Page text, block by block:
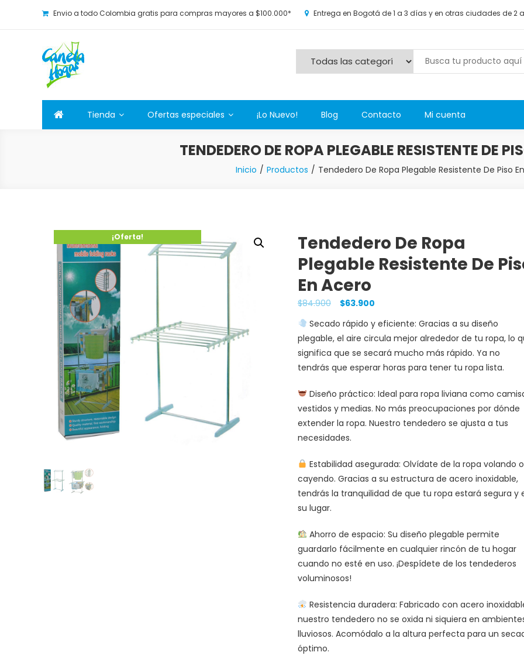
Envio a todo Colombia gratis para compras mayores a $100.000* Entrega en Bogotá de 1 a 3 días y en otras ciudades de 2
Canela Hogar
Tienda Ofertas especiales ¡Lo Nuevo! Blog Contacto Mi cuenta
TENDEDERO DE ROPA PLEGABLE RESISTENTE DE
Inicio Productos Tendedero De Ropa Plegable Resistente De Piso
¡Oferta!
Tendedero De Ropa
Plegable Resistente De
En Acero
$84.900 $63.900
Secado rápido y eficiente: Gracias a su diseño
plegable, el aire circula mejor alrededor de tu ropa, lo
significa que se secará mucho más rápido. Ya no
tendrás que esperar horas para tener tu ropa lista.
Diseño práctico: Ideal para ropa liviana como
vestidos y medias. No más preocupaciones por dónde
extender la ropa. Nuestro tendedero se ajusta a tus
necesidades.
Estabilidad asegurada: Olvídate de la ropa volando o
cayendo. Gracias a su estructura de acero inoxidable,
tendrás la tranquilidad de que tu ropa estará segura y
su lugar.
Ahorro de espacio: Su diseño plegable permite
guardarlo fácilmente en cualquier rincón de tu hogar
cuando no esté en uso. ¡Despídete de los tendederos
voluminosos!
Resistencia duradera: Fabricado con acero
nuestro tendedero no se oxida ni siquiera en
lluviosos. Acomódalo a la altura perfecta para un
óptimo.